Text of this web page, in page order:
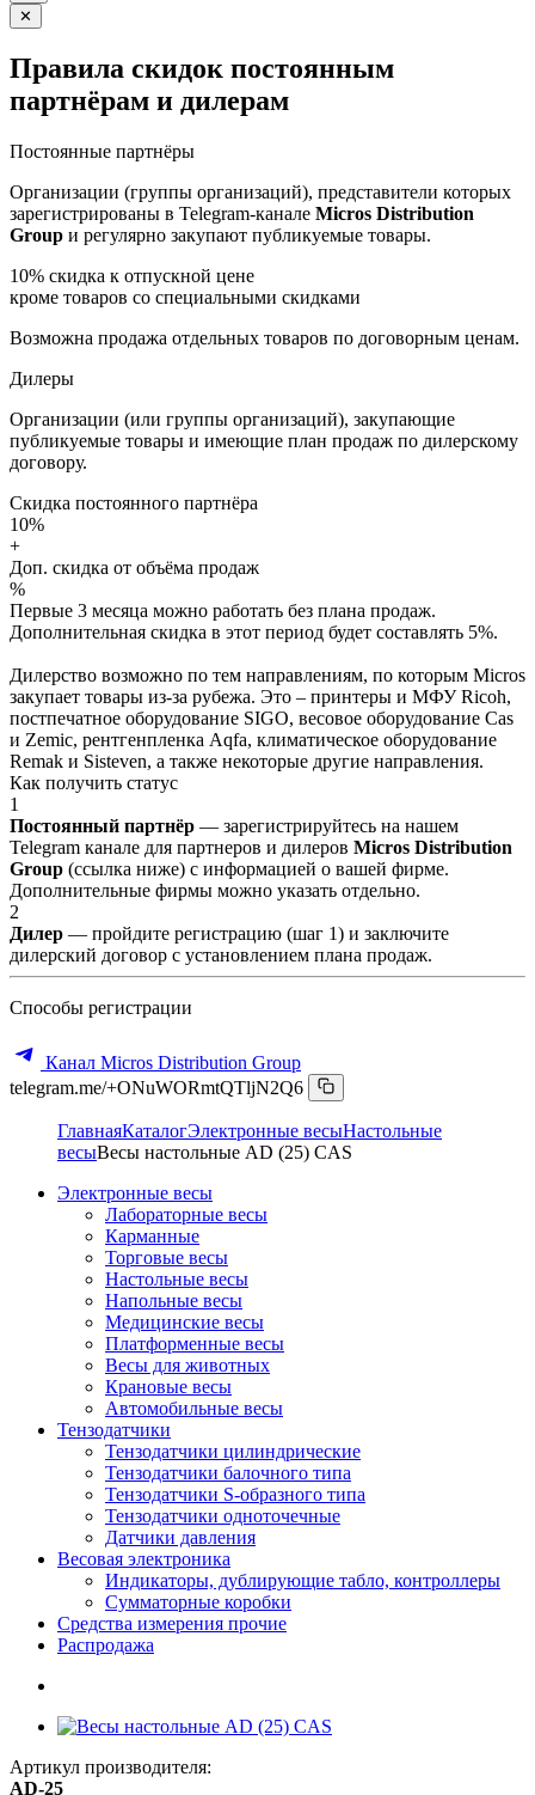
✕
Правила скидок постоянным
партнёрам и дилерам
Постоянные партнёры
Организации (группы организаций), представители которых
зарегистрированы в Telegram-канале Micros Distribution
Group и регулярно закупают публикуемые товары.
10% скидка к отпускной цене
кроме товаров со специальными скидками
Возможна продажа отдельных товаров по договорным ценам.
Дилеры
Организации (или группы организаций), закупающие
публикуемые товары и имеющие план продаж по дилерскому
договору.
Скидка постоянного партнёра
10%
+
Доп. скидка от объёма продаж
%
Первые 3 месяца можно работать без плана продаж.
Дополнительная скидка в этот период будет составлять 5%.
Дилерство возможно по тем направлениям, по которым Micros
закупает товары из-за рубежа. Это – принтеры и МФУ Ricoh,
постпечатное оборудование SIGO, весовое оборудование Cas
и Zemic, рентгенпленка Aqfa, климатическое оборудование
Remak и Sisteven, а также некоторые другие направления.
Как получить статус
1
Постоянный партнёр — зарегистрируйтесь на нашем
Telegram канале для партнеров и дилеров Micros Distribution
Group (ссылка ниже) с информацией о вашей фирме.
Дополнительные фирмы можно указать отдельно.
2
Дилер — пройдите регистрацию (шаг 1) и заключите
дилерский договор с установлением плана продаж.
Способы регистрации
Канал Micros Distribution Group
telegram.me/+ONuWORmtQTljN2Q6
ГлавнаяКаталогЭлектронные весыНастольные
весыВесы настольные AD (25) CAS
Электронные весы
Лабораторные весы
Карманные
Торговые весы
Настольные весы
Напольные весы
Медицинские весы
Платформенные весы
Весы для животных
Крановые весы
Автомобильные весы
Тензодатчики
Тензодатчики цилиндрические
Тензодатчики балочного типа
Тензодатчики S-образного типа
Тензодатчики одноточечные
Датчики давления
Весовая электроника
Индикаторы, дублирующие табло, контроллеры
Сумматорные коробки
Средства измерения прочие
Распродажа
Артикул производителя:
AD-25